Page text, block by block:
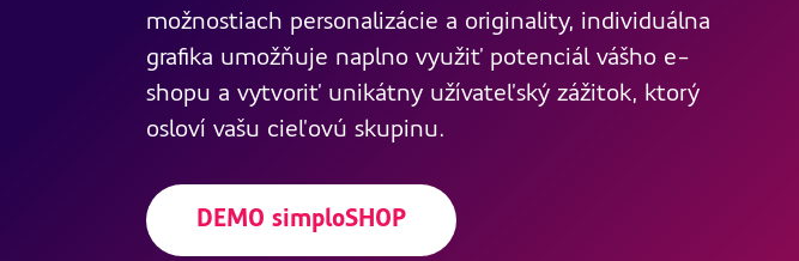
možnostiach personalizácie a originality, individuálna
grafika umožňuje naplno využiť potenciál vášho e-
shopu a vytvoriť unikátny užívateľský zážitok, ktorý
osloví vašu cieľovú skupinu.
DEMO simploSHOP